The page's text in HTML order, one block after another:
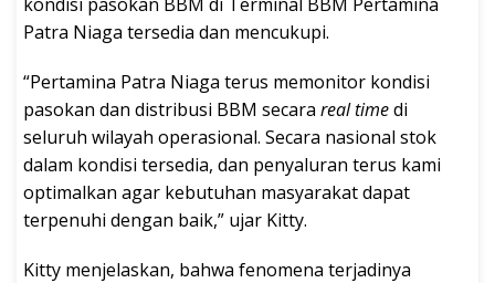
Patra Niaga tersedia dan mencukupi.
“Pertamina Patra Niaga terus memonitor kondisi
pasokan dan distribusi BBM secara real timedi
seluruh wilayah operasional. Secara nasional stok
dalam kondisi tersedia, dan penyaluran terus kami
optimalkan agar kebutuhan masyarakat dapat
terpenuhi dengan baik,” ujar Kitty.
Kitty menjelaskan, bahwa fenomena terjadinya